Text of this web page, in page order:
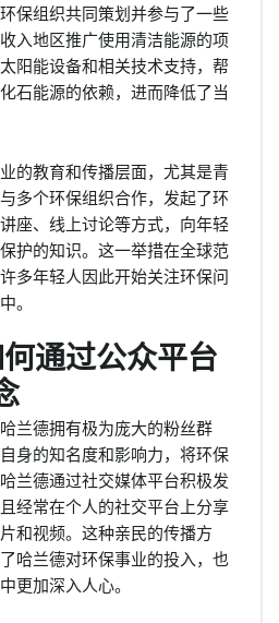
保组织共同策划并参与了一些
入地区推广使用清洁能源的项
阳能设备和相关技术支持，帮
石能源的依赖，进而降低了当
的教育和传播层面，尤其是青
多个环保组织合作，发起了环
座、线上讨论等方式，向年轻
护的知识。这一举措在全球范
多年轻人因此开始关注环保问
。
通过公众平台
兰德拥有极为庞大的粉丝群
身的知名度和影响力，将环保
兰德通过社交媒体平台积极发
经常在个人的社交平台上分享
和视频。这种亲民的传播方
哈兰德对环保事业的投入，也
更加深入人心。